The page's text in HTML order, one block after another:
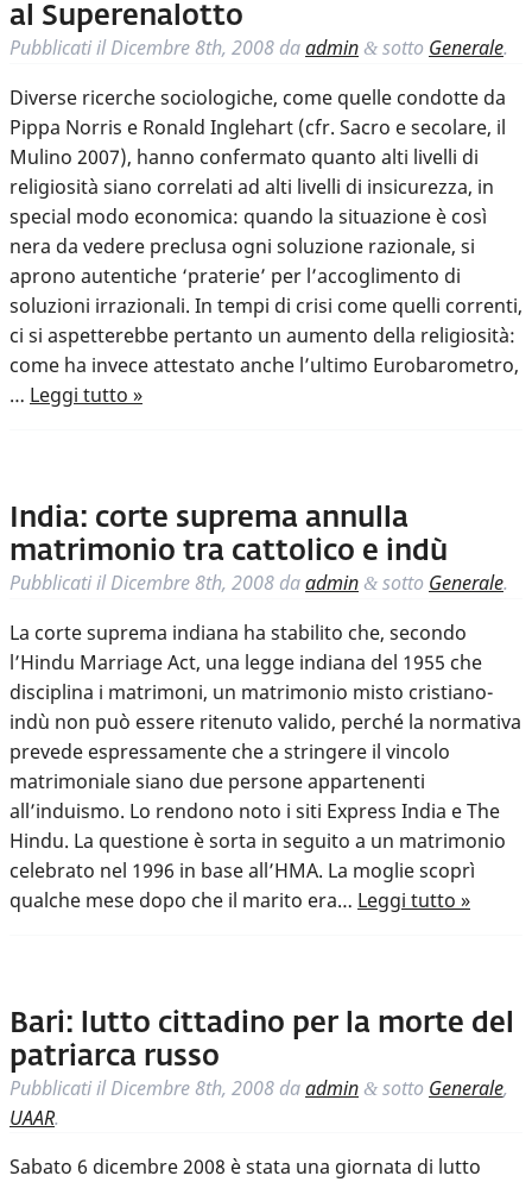
al Superenalotto
Pubblicati ilDicembre 8th, 2008 daadmin & sotto Generale.
Diverse ricerche sociologiche, come quelle condotte da
Pippa Norris e Ronald Inglehart (cfr. Sacro e secolare, il
Mulino 2007), hanno confermato quanto alti livelli di
religiosità siano correlati ad alti livelli di insicurezza, in
special modo economica: quando la situazione è così
nera da vedere preclusa ogni soluzione razionale, si
aprono autentiche ‘praterie’ per l’accoglimento di
soluzioni irrazionali. In tempi di crisi come quelli correnti,
ci si aspetterebbe pertanto un aumento della religiosità:
come ha invece attestato anche l’ultimo Eurobarometro,
… Leggi tutto »
India: corte suprema annulla
matrimonio tra cattolico e indù
Pubblicati ilDicembre 8th, 2008 daadmin & sotto Generale.
La corte suprema indiana ha stabilito che, secondo
l’Hindu Marriage Act, una legge indiana del 1955 che
disciplina i matrimoni, un matrimonio misto cristiano-
indù non può essere ritenuto valido, perché la normativa
prevede espressamente che a stringere il vincolo
matrimoniale siano due persone appartenenti
all’induismo. Lo rendono noto i siti Express India e The
Hindu. La questione è sorta in seguito a un matrimonio
celebrato nel 1996 in base all’HMA. La moglie scoprì
qualche mese dopo che il marito era… Leggi tutto »
Bari: lutto cittadino per la morte del
patriarca russo
Pubblicati ilDicembre 8th, 2008 daadmin & sotto Generale,
UAAR.
Sabato 6 dicembre 2008 è stata una giornata di lutto